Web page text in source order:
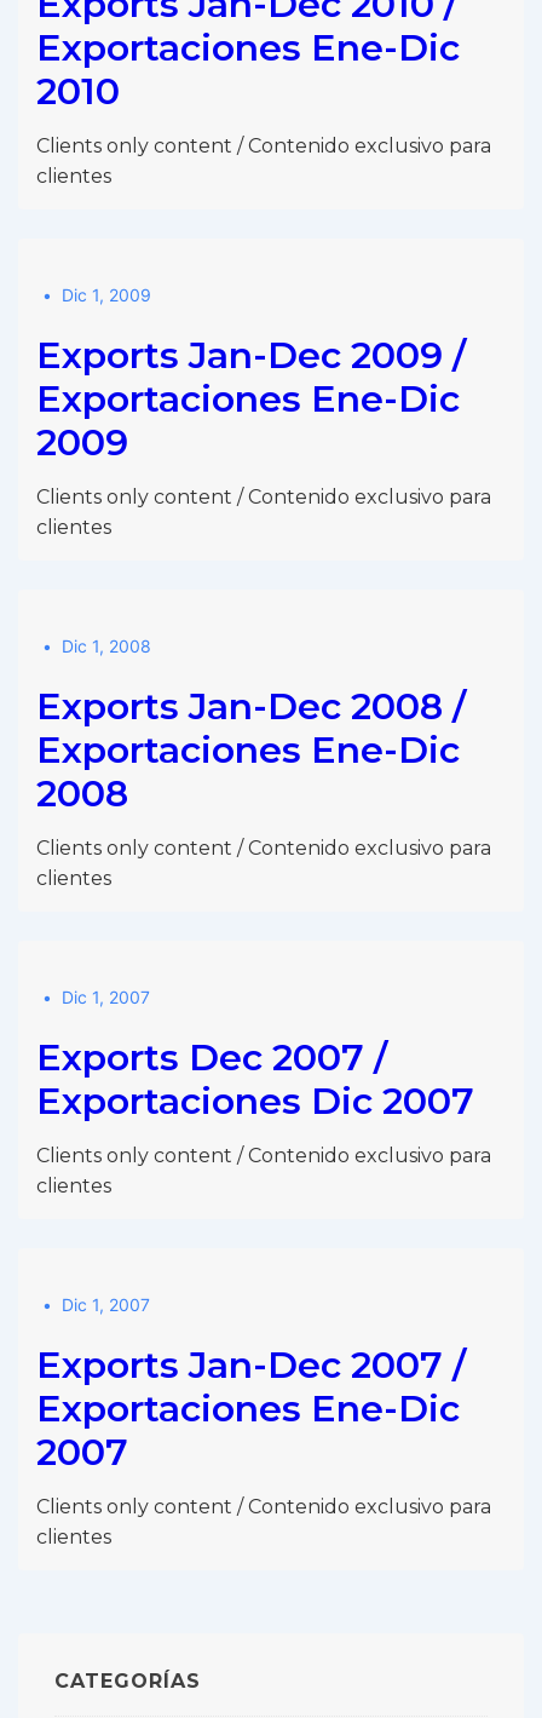
Exportaciones Ene-Dic
2010
Clients only content / Contenido exclusivo para
clientes
Dic 1, 2009
Exports Jan-Dec 2009 /
Exportaciones Ene-Dic
2009
Clients only content / Contenido exclusivo para
clientes
Dic 1, 2008
Exports Jan-Dec 2008 /
Exportaciones Ene-Dic
2008
Clients only content / Contenido exclusivo para
clientes
Dic 1, 2007
Exports Dec 2007 /
Exportaciones Dic 2007
Clients only content / Contenido exclusivo para
clientes
Dic 1, 2007
Exports Jan-Dec 2007 /
Exportaciones Ene-Dic
2007
Clients only content / Contenido exclusivo para
clientes
CATEGORÍAS